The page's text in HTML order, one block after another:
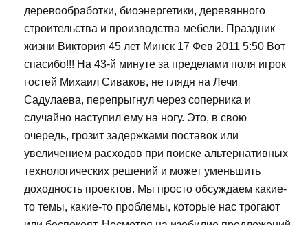
деревообработки, биоэнергетики, деревянного
строительства и производства мебели. Праздник
жизни Виктория 45 лет Минск 17 Фев 2011 5:50 Вот
спасибо!!! На 43-й минуте за пределами поля игрок
гостей Михаил Сиваков, не глядя на Лечи
Садулаева, перепрыгнул через соперника и
случайно наступил ему на ногу. Это, в свою
очередь, грозит задержками поставок или
увеличением расходов при поиске альтернативных
технологических решений и может уменьшить
доходность проектов. Мы просто обсуждаем какие-
то темы, какие-то проблемы, которые нас трогают